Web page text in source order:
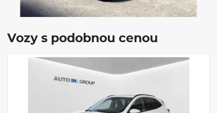
1820 - 1880 Kg
Vozy s podobnou cenou